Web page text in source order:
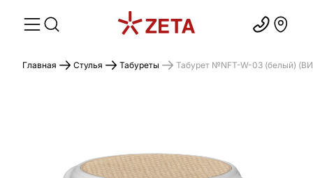
Главная Стулья Табуреты Табурет №NFT-W-03 (белый)